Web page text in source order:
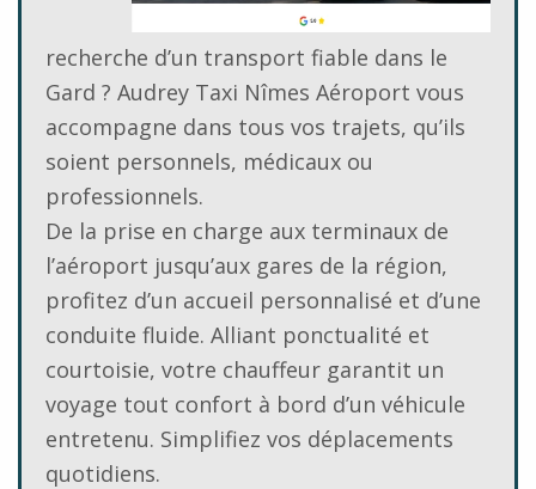
recherche d’un transport fiable dans le
Gard ? Audrey Taxi Nîmes Aéroport vous
accompagne dans tous vos trajets, qu’ils
soient personnels, médicaux ou
professionnels.
De la prise en charge aux terminaux de
l’aéroport jusqu’aux gares de la région,
profitez d’un accueil personnalisé et d’une
conduite fluide. Alliant ponctualité et
courtoisie, votre chauffeur garantit un
voyage tout confort à bord d’un véhicule
entretenu. Simplifiez vos déplacements
quotidiens.